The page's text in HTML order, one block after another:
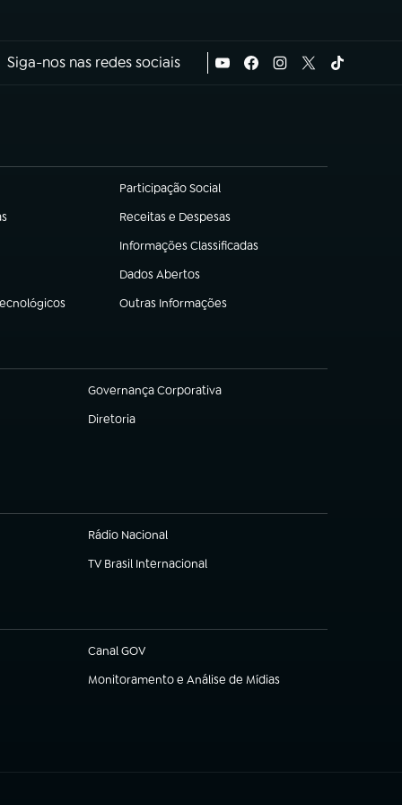
Siga-nos nas redes sociais
Participação Social
(abre em nova aba)
Receitas e Despesas
(abre em nova aba)
Informações Classificadas
(abre em nova aba)
Dados Abertos
(abre em nova aba)
Outras Informações
(abre em nova aba)
Governança Corporativa
(abre em nova aba)
Diretoria
(abre em nova aba)
Rádio Nacional
TV Brasil Internacional
(abre em nova aba)
Canal GOV
(abre em nova aba)
Monitoramento e Análise de Mídias
(abre em nova aba)